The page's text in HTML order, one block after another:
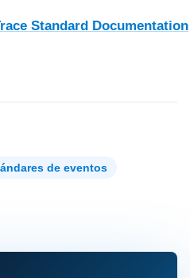
Standard Documentation
de eventos